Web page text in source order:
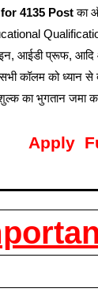
4135 Postका
आईडी प्रूफ,
कॉलम को ध्यान
का भुगतान जमा
Apply